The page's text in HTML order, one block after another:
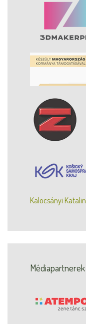
Kalocsányi Katalin
Médiapartnerek